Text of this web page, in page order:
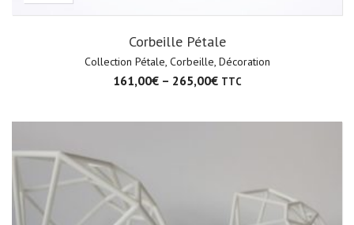
Corbeille Pétale
Collection Pétale, Corbeille, Décoration
161,00€– 265,00€ TTC